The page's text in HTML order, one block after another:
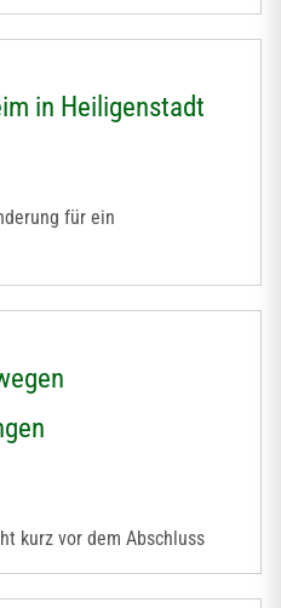
in Heiligenstadt
für ein
kurz vor dem Abschluss